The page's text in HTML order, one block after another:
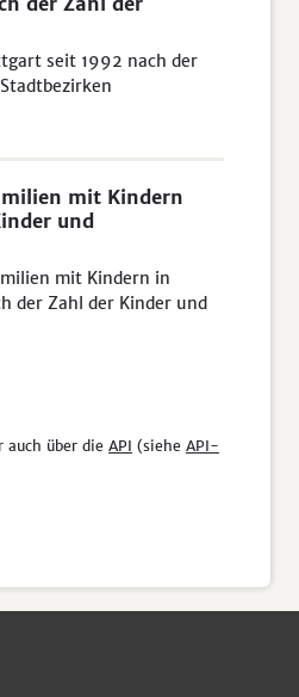
seit 1992 nach der
mit Kindern
und
mit Kindern in
der Zahl der Kinder und
auch über die API (siehe API-